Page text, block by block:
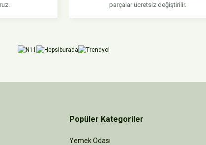
Gönder
parçalar ücretsiz değiştirilir.
Popüler Kategoriler
Yemek Odası